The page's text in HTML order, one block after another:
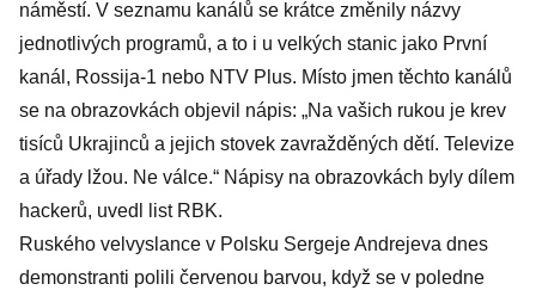
náměstí. V seznamu kanálů se krátce změnily názvy
jednotlivých programů, a to i u velkých stanic jako První
kanál, Rossija-1 nebo NTV Plus. Místo jmen těchto kanálů
se na obrazovkách objevil nápis: „Na vašich rukou je krev
tisíců Ukrajinců a jejich stovek zavražděných dětí. Televize
a úřady lžou. Ne válce.“ Nápisy na obrazovkách byly dílem
hackerů, uvedl list RBK.
Ruského velvyslance v Polsku Sergeje Andrejeva dnes
demonstranti polili červenou barvou, když se v poledne